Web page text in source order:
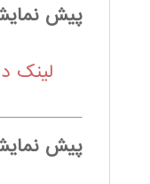
پیش نمایش
لینک
پیش نمایش